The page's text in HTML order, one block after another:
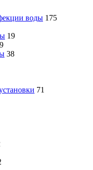
воды 175
19
38
71